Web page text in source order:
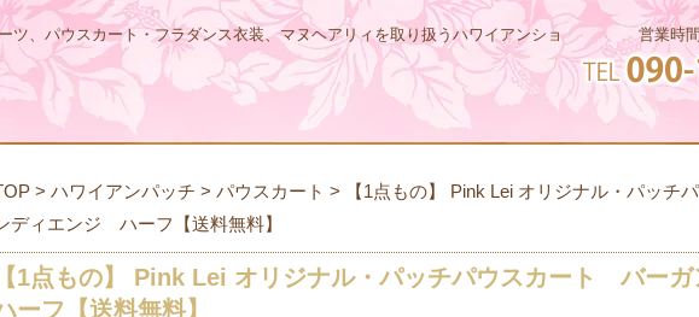
ツ、パウスカート・フラダンス衣装、マヌヘアリィを取り扱うハワイアンショ
営業時
> ハワイアンパッチ > パウスカート >
【1点もの】 Pink Lei オリジナル・パッ
ディエンジ ハーフ【送料無料】
【1点もの】 Pink Lei オリジナル・パッチパウスカート バー
ーフ【送料無料】